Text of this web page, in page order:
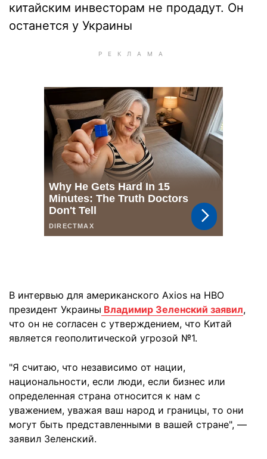
китайским инвесторам не продадут. Он
останется у Украины
В интервью для американского Axios на HBO
президент Украины Владимир Зеленский заявил,
что он не согласен с утверждением, что Китай
является геополитической угрозой №1.
"Я считаю, что независимо от нации,
национальности, если люди, если бизнес или
определенная страна относится к нам с
уважением, уважая ваш народ и границы, то они
могут быть представленными в вашей стране", —
заявил Зеленский.